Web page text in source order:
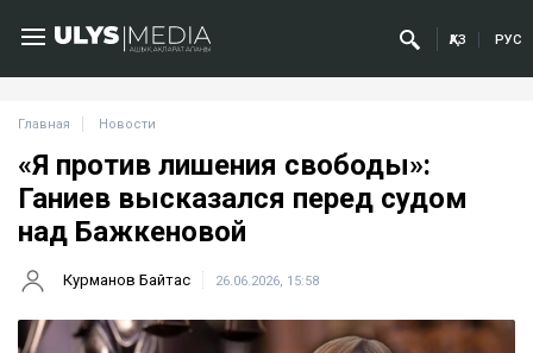
ҚАЗ РУС
Главная Новости
«Я против лишения свободы»:
Ганиев высказался перед судом
над Бажкеновой
Курманов Байтас 26.06.2026, 15:58